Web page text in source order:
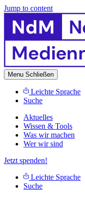
Jump to content
Menu Schließen
Leichte Sprache
Suche
Aktuelles
Wissen & Tools
Was wir machen
Wer wir sind
Jetzt spenden!
Leichte Sprache
Suche